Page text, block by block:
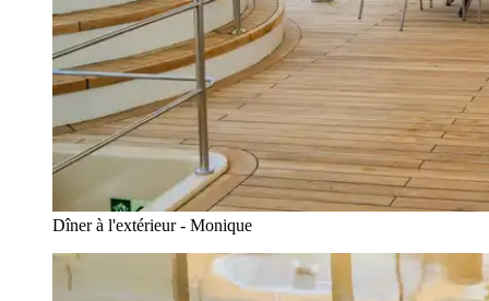
Dîner à l'extérieur - Monique